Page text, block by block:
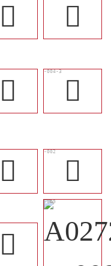
𤽙 𤽚
󳷕 󳷐
𦤃 𦤍
󳷖